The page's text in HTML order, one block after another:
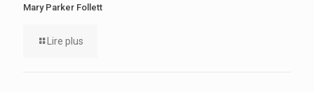
Mary Parker Follett
Lire plus